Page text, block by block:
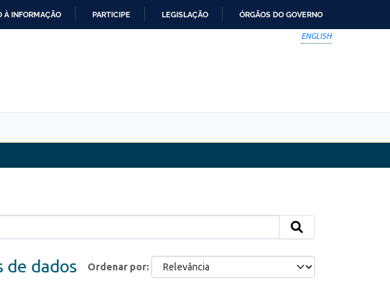
À INFORMAÇÃO PARTICIPE LEGISLAÇÃO ÓRGÃOS DO GOVERNO
ENGLISH
Ordenar por
de dados